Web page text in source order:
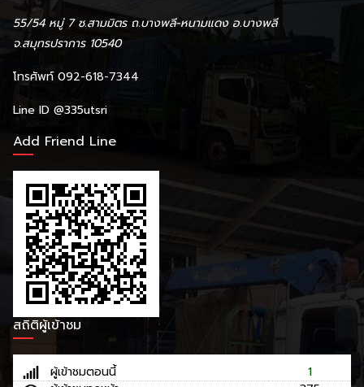
55/54 หมู่ 7 ซ.สามมิตร ถ.บางพลี-หนามแดง อ.บางพลี
จ.สมุทรปราการ 10540
โทรศัพท์ 092-618-7344
Line ID @335utsri
Add Friend Line
สถิติผู้เข้าชม
ผู้เข้าชมตอนนี้
1